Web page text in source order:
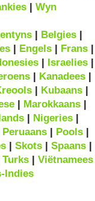
| Wyn
Belgies
Engels Frans
Israelies
Kanadees
Kubaans
| Marokkaans|
| Nigeries|
Peruaans Pools
Skots Spaans
Turks| Viëtnamees
Indies